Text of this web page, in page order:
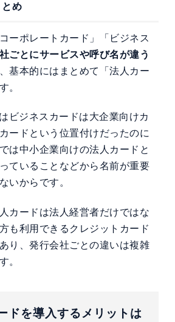
め
ーポレートカード」「ビジネス
ごとにサービスや呼び名が違う
基本的にはまとめて「法人カー
。
ビジネスカードは大企業向けカ
ードという位置付けだったのに
は中小企業向けの法人カードと
ていることなどから名前が重要
いからです。
カードは法人経営者だけではな
も利用できるクレジットカード
り、発行会社ごとの違いは複雑
。
ドを導入するメリットは